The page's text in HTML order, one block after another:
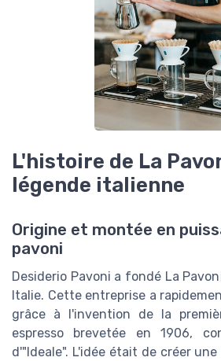
L'histoire de La
légende italienne
Origine et montée en
pavoni
Desiderio Pavoni a fondé La
Italie. Cette entreprise a
grâce à l'invention de la
espresso brevetée en 1906,
d'"Ideale". L'idée était de créer